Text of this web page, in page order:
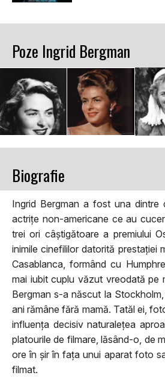
Poze Ingrid Bergman
Biografie
Ingrid Bergman a fost una dintre
actrițe non-americane ce au
trei ori câștigătoare a premiului
inimile cinefililor datorită prestației
Casablanca, formând cu
mai iubit cuplu văzut vreodată pe
Bergman s-a născut la
ani rămâne fără mamă. Tatăl ei,
influența decisiv naturalețea
platourile de filmare, lăsând-o, de
ore în șir în fața unui aparat foto
filmat.